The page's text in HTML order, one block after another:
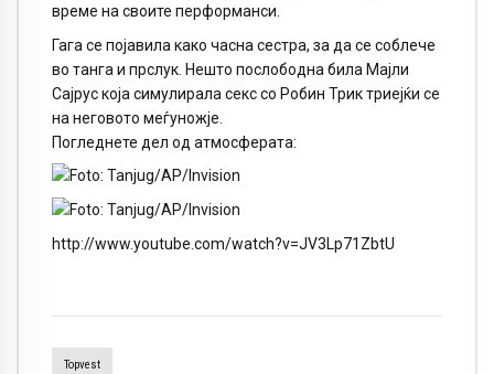
време на своите перформанси.
Гага се појавила како часна сестра, за да се соблече
во танга и прслук. Нешто послободна била Мајли
Сајрус која симулирала секс со Робин Трик триејќи се
на неговото меѓуножје.
Погледнете дел од атмосферата:
http://www.youtube.com/watch?v=JV3Lp71ZbtU
Topvest